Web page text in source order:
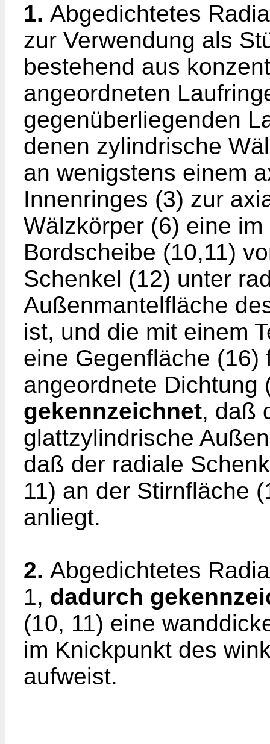
1. Abgedichtetes
zur Verwendung als
bestehend aus
angeordneten
gegenüberliegenden
denen zylindrische
an wenigstens einem
Innenringes (3) zur
Wälzkörper (6) eine
Bordscheibe (10,11)
Schenkel (12) unter
Außenmantelfläche
ist, und die mit einem
eine Gegenfläche (16)
angeordnete
gekennzeichnet, daß
glattzylindrische
daß der radiale
11) an der Stirnfläche
anliegt.
2. Abgedichtetes
1, dadurch
(10, 11) eine
im Knickpunkt des
aufweist.